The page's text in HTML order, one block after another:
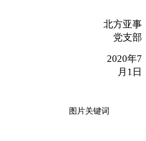
北方亚事
党支部
2020年7
月 1 日